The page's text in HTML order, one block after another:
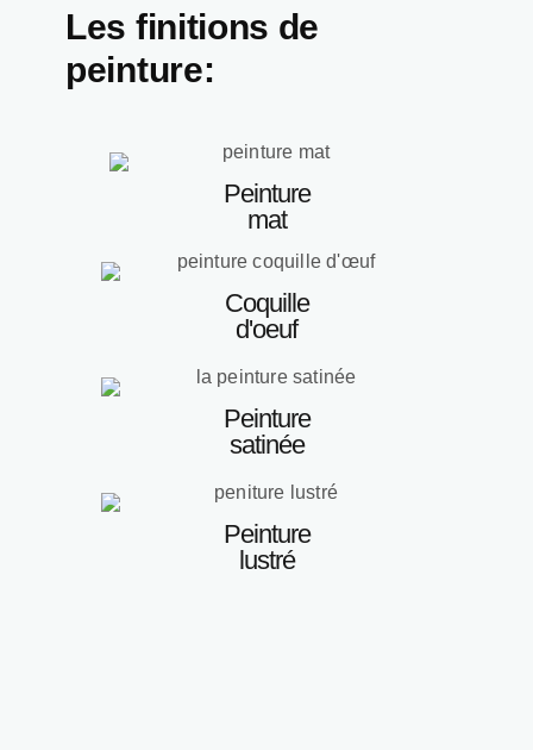
Les finitions de
peinture:
Peinture
mat
Coquille
d'oeuf
Peinture
satinée
Peinture
lustré